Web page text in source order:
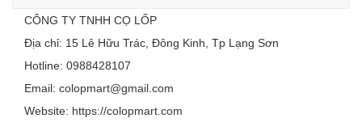
CÔNG TY TNHH CỌ LỐP
Địa chỉ: 15 Lê Hữu Trác, Đông Kinh, Tp Lạng Sơn
Hotline: 0988428107
Email: colopmart@gmail.com
Website: https://colopmart.com